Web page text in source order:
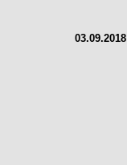
03.09.2018